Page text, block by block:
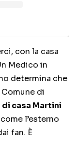
con la casa
Medico in
determina che
di
casa Martini
l’esterno
fan. È